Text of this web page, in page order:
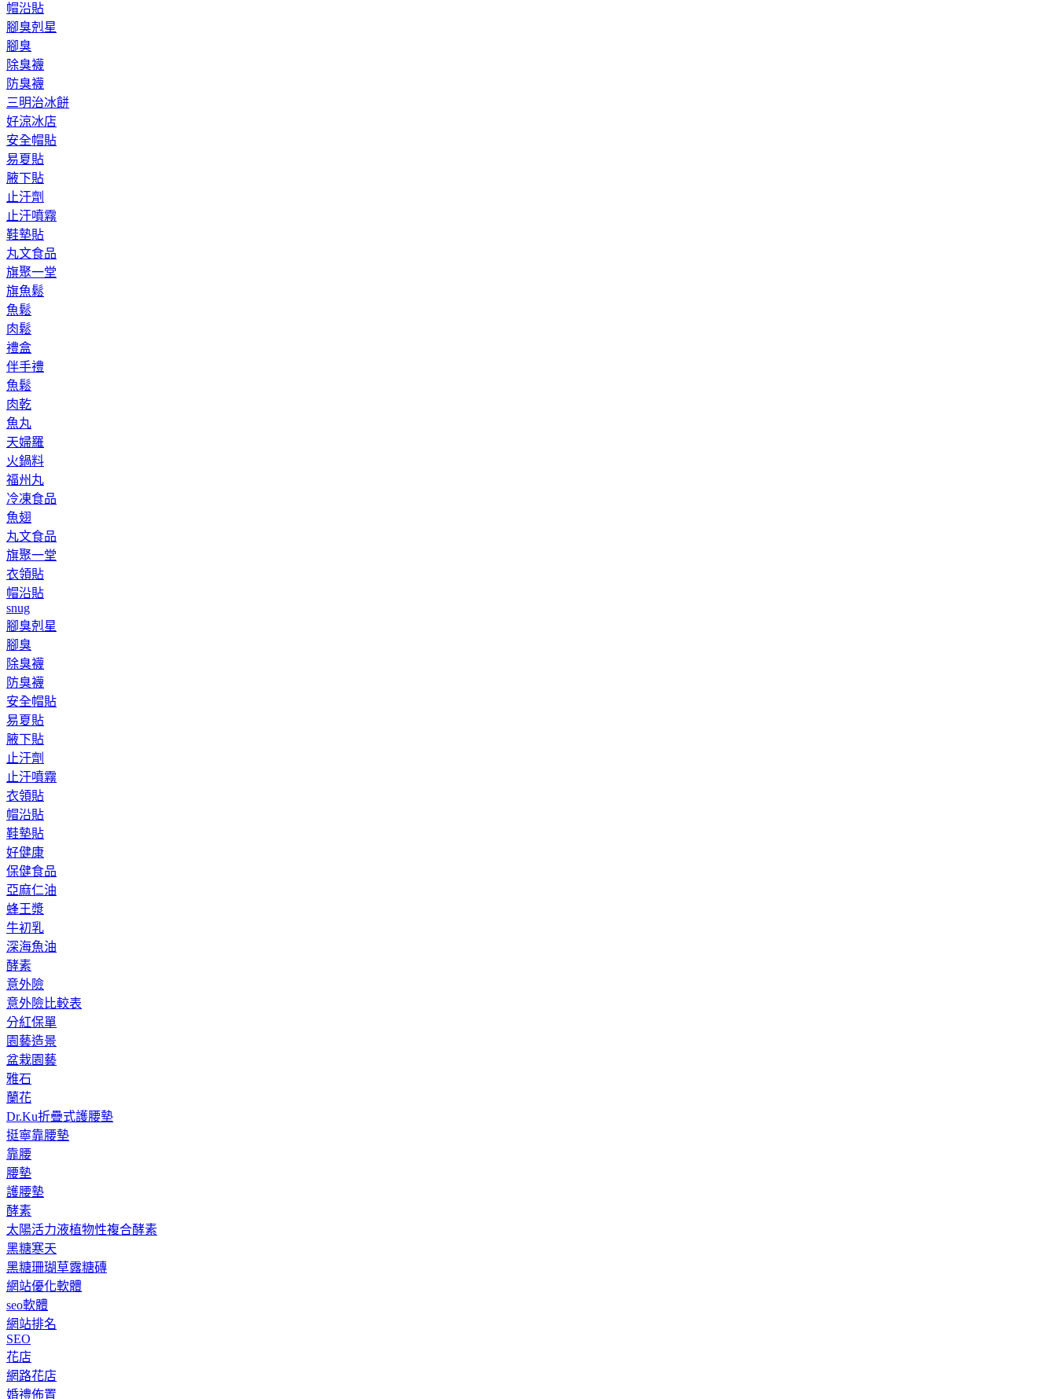
帽沿貼
腳臭剋星
腳臭
除臭襪
防臭襪
三明治冰餅
好涼冰店
安全帽貼
易夏貼
腋下貼
止汗劑
止汗噴霧
鞋墊貼
丸文食品
旗聚一堂
旗魚鬆
魚鬆
肉鬆
禮盒
伴手禮
魚鬆
肉乾
魚丸
天婦羅
火鍋料
福州丸
冷凍食品
魚翅
丸文食品
旗聚一堂
衣領貼
帽沿貼
snug
腳臭剋星
腳臭
除臭襪
防臭襪
安全帽貼
易夏貼
腋下貼
止汗劑
止汗噴霧
衣領貼
帽沿貼
鞋墊貼
好健康
保健食品
亞麻仁油
蜂王漿
牛初乳
深海魚油
酵素
意外險
意外險比較表
分紅保單
園藝造景
盆栽園藝
雅石
蘭花
Dr.Ku折疊式護腰墊
挺寧靠腰墊
靠腰
腰墊
護腰墊
酵素
太陽活力液植物性複合酵素
黑糖寒天
黑糖珊瑚草露糖磚
網站優化軟體
seo軟體
網站排名
SEO
花店
網路花店
婚禮佈置